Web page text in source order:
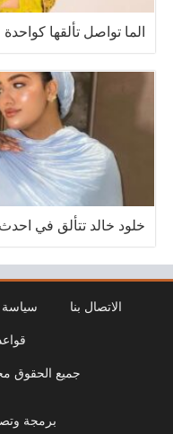
الما تواصل تألقها
خلود خالد تتألق في
الاتصال بنا سياسة
جميع الحقوق
برمجة